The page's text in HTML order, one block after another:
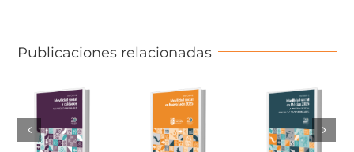
Publicaciones relacionadas